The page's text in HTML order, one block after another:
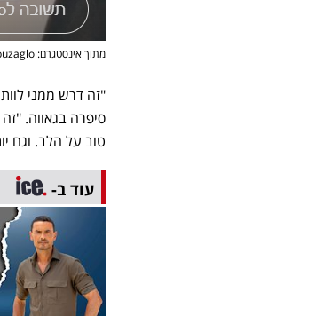
מתוך אינסטגרם: miranbuzaglo@
"זה דרש ממני
סיפרה בגאווה.
טוב על הלב. וגם
עוד ב-